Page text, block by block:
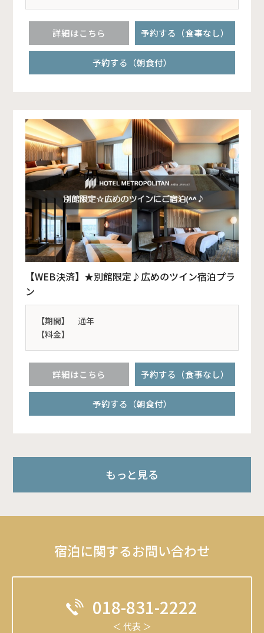
詳細はこちら 予約する（食事なし）
予約する（朝食付）
【WEB決済】★別館限定♪広めのツイン宿泊プラ
ン
【期間】
通年
【料金】
詳細はこちら 予約する（食事なし）
予約する（朝食付）
もっと見る
宿泊に関するお問い合わせ
018-831-2222
＜ 代表 ＞